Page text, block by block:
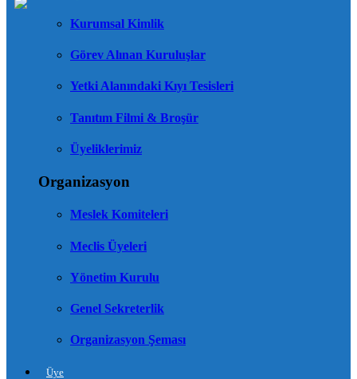
Kurumsal Kimlik
Görev Alınan Kuruluşlar
Yetki Alanındaki Kıyı Tesisleri
Tanıtım Filmi & Broşür
Üyeliklerimiz
Organizasyon
Meslek Komiteleri
Meclis Üyeleri
Yönetim Kurulu
Genel Sekreterlik
Organizasyon Şeması
Üye